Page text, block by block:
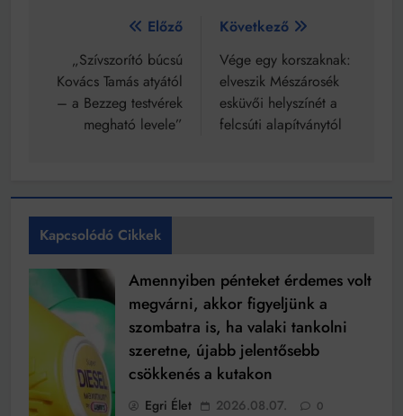
Bejegyzés
navigáció
Előző
„Szívszorító búcsú
Kovács Tamás atyától
– a Bezzeg testvérek
megható levele”
Következő
Vége egy korszaknak:
elveszik Mészárosék
esküvői helyszínét a
felcsúti alapítványtól
Kapcsolódó Cikkek
Amennyiben pénteket érdemes volt
megvárni, akkor figyeljünk a
szombatra is, ha valaki tankolni
szeretne, újabb jelentősebb
csökkenés a kutakon
Egri Élet 2026.08.07. 0